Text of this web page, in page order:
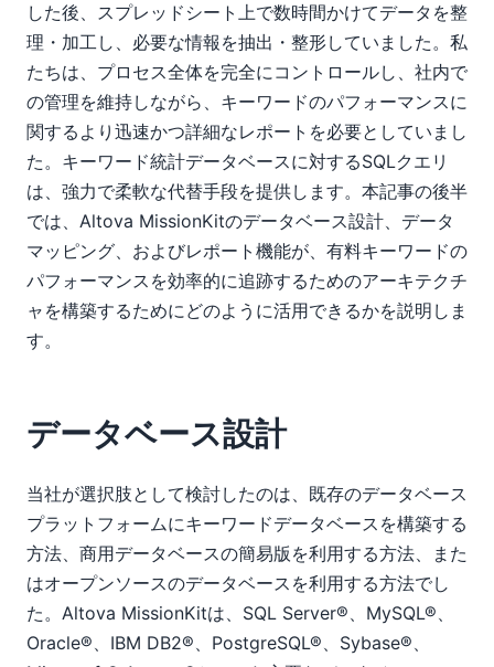
した後、スプレッドシート上で数時間かけてデータを整
理・加工し、必要な情報を抽出・整形していました。私
たちは、プロセス全体を完全にコントロールし、社内で
の管理を維持しながら、キーワードのパフォーマンスに
関するより迅速かつ詳細なレポートを必要としていまし
た。キーワード統計データベースに対するSQLクエリ
は、強力で柔軟な代替手段を提供します。本記事の後半
では、Altova MissionKitのデータベース設計、データ
マッピング、およびレポート機能が、有料キーワードの
パフォーマンスを効率的に追跡するためのアーキテクチ
ャを構築するためにどのように活用できるかを説明しま
す。
データベース設計
当社が選択肢として検討したのは、既存のデータベース
プラットフォームにキーワードデータベースを構築する
方法、商用データベースの簡易版を利用する方法、また
はオープンソースのデータベースを利用する方法でし
た。Altova MissionKitは、SQL Server®、MySQL®、
Oracle®、IBM DB2®、PostgreSQL®、Sybase®、